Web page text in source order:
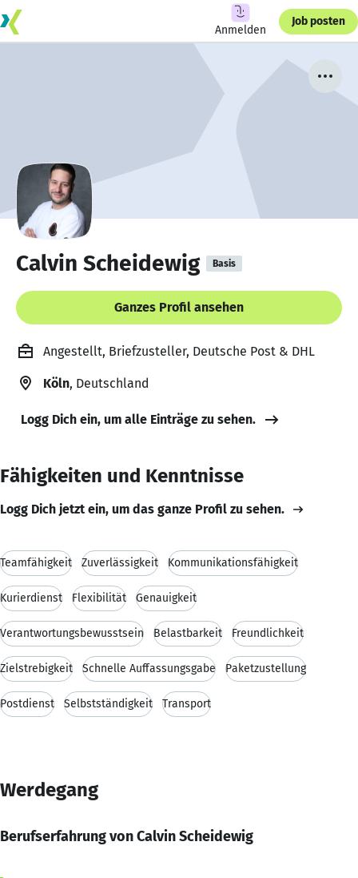
Anmelden
Job posten
Calvin Scheidewig Basis
Ganzes Profil ansehen
Angestellt, Briefzusteller, Deutsche Post & DHL
Köln, Deutschland
Logg Dich ein, um alle Einträge zu sehen.
Fähigkeiten und Kenntnisse
Logg Dich jetzt ein, um das ganze Profil zu sehen.
Teamfähigkeit Zuverlässigkeit Kommunikationsfähigkeit
Kurierdienst Flexibilität Genauigkeit
Verantwortungsbewusstsein Belastbarkeit Freundlichkeit
Zielstrebigkeit Schnelle Auffassungsgabe Paketzustellung
Postdienst Selbstständigkeit Transport
Werdegang
Berufserfahrung von Calvin Scheidewig